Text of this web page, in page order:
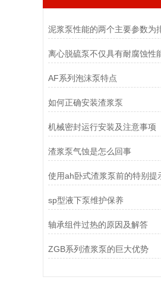
AF系列泡沫泵特点
如何正确安装渣浆泵
机械密封运行安装及注意事项
渣浆泵气蚀是怎么回事
使用ah卧式渣浆泵前的特别提
sp型液下泵维护保养
轴承组件过热的原因及解答
ZGB系列渣浆泵的巨大优势